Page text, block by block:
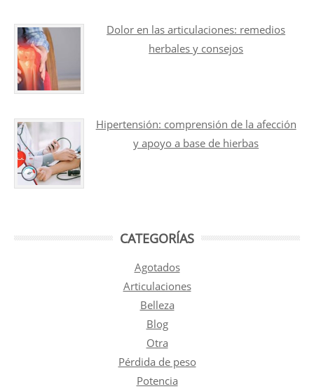
Dolor en las articulaciones: remedios
herbales y consejos
Hipertensión: comprensión de la afección
y apoyo a base de hierbas
CATEGORÍAS
Agotados
Articulaciones
Belleza
Blog
Otra
Pérdida de peso
Potencia